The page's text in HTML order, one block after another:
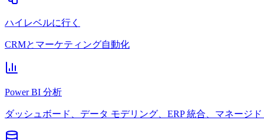
ハイレベルに行く
CRMとマーケティング自動化
Power BI 分析
ダッシュボード、データ モデリング、ERP 統合、マネージド